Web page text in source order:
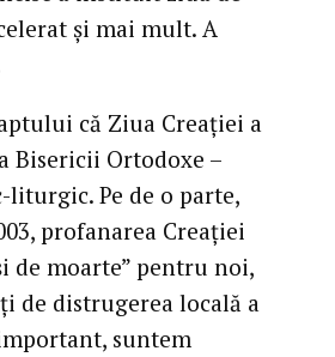
și mai mult. A
că Ziua Creației a
Bisericii Ortodoxe –
Pe de o parte,
profanarea Creației
de moarte” pentru noi,
de distrugerea locală a
suntem